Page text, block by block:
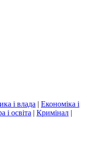
і влада | Економіка і
і освіта | Кримінал |